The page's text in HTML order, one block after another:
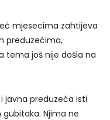
mjesecima zahtijeva
preduzećima,
tema još nije došla na
javna preduzeća isti
gubitaka. Njima ne